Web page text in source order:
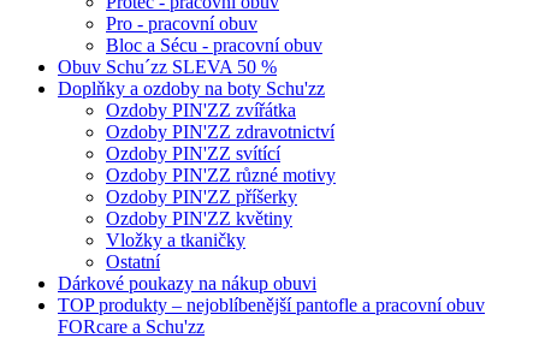
Pro - pracovní obuv
Bloc a Sécu - pracovní obuv
Obuv Schu´zz SLEVA 50 %
Doplňky a ozdoby na boty Schu'zz
Ozdoby PIN'ZZ zvířátka
Ozdoby PIN'ZZ zdravotnictví
Ozdoby PIN'ZZ svítící
Ozdoby PIN'ZZ různé motivy
Ozdoby PIN'ZZ příšerky
Ozdoby PIN'ZZ květiny
Vložky a tkaničky
Ostatní
Dárkové poukazy na nákup obuvi
TOP produkty – nejoblíbenější pantofle a pracovní obuv
FORcare a Schu'zz